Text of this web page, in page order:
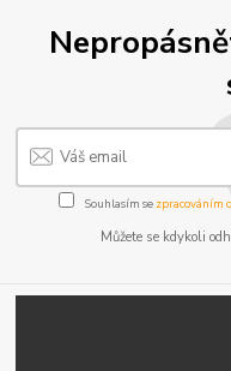
Souhlasím se zpracováním
Můžete se kdykoli